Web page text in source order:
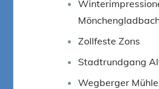
Zollfeste Zons
Stadtrundgang
Wegberger